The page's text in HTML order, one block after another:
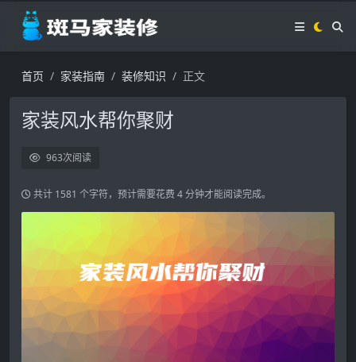
首页 家装指南 装修知识 正文
家装风水帮你聚财
963次阅读
共计 1581 个字符，预计需要花费 4 分钟才能阅读完成。